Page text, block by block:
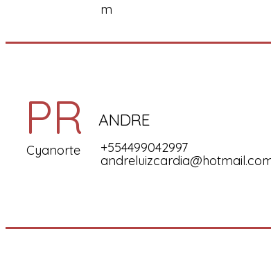
m
PR ANDRE
+554499042997
Cyanorte